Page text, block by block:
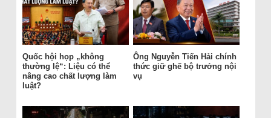
Quốc hội họp „không
thường lệ“: Liệu có thể
nâng cao chất lượng làm
luật?
Ông Nguyễn Tiến Hải chính
thức giữ ghế bộ trưởng nội
vụ